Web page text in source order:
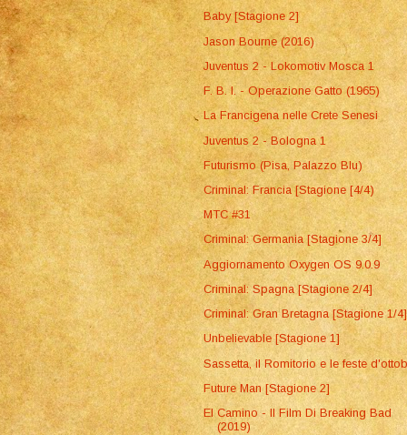
Baby [Stagione 2]
Jason Bourne (2016)
Juventus 2 - Lokomotiv Mosca 1
F. B. I. - Operazione Gatto (1965)
La Francigena nelle Crete Senesi
Juventus 2 - Bologna 1
Futurismo (Pisa, Palazzo Blu)
Criminal: Francia [Stagione [4/4)
MTC #31
Criminal: Germania [Stagione 3/4]
Aggiornamento Oxygen OS 9.0.9
Criminal: Spagna [Stagione 2/4]
Criminal: Gran Bretagna [Stagione 1/4]
Unbelievable [Stagione 1]
Sassetta, il Romitorio e le feste
Future Man [Stagione 2]
El Camino - Il Film Di Breaking Bad
(2019)